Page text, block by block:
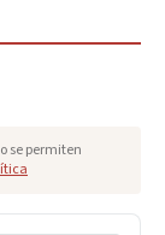
se permiten